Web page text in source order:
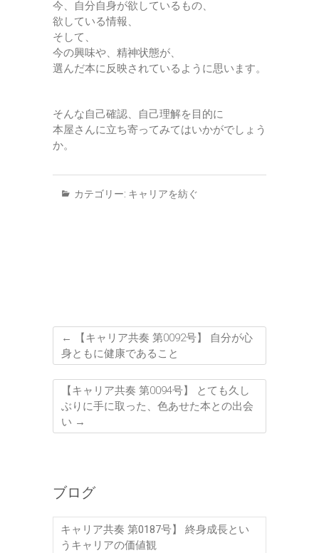
今、自分自身が欲しているもの、
欲している情報、
そして、
今の興味や、精神状態が、
選んだ本に反映されているように思います。
そんな自己確認、自己理解を目的に
本屋さんに立ち寄ってみてはいかがでしょう
か。
カテゴリー: キャリアを紡ぐ
←
【キャリア共奏 第0092号】 自分が心
身ともに健康であること
【キャリア共奏 第0094号】 とても久し
ぶりに手に取った、色あせた本との出会
い →
ブログ
キャリア共奏 第0187号】 終身成長とい
うキャリアの価値観